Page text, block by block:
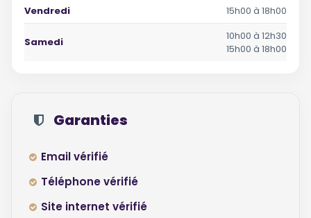
Vendredi
15h00 à 18h00
Samedi
10h00 à 12h30
15h00 à 18h00
Garanties
Email vérifié
Téléphone vérifié
Site internet vérifié